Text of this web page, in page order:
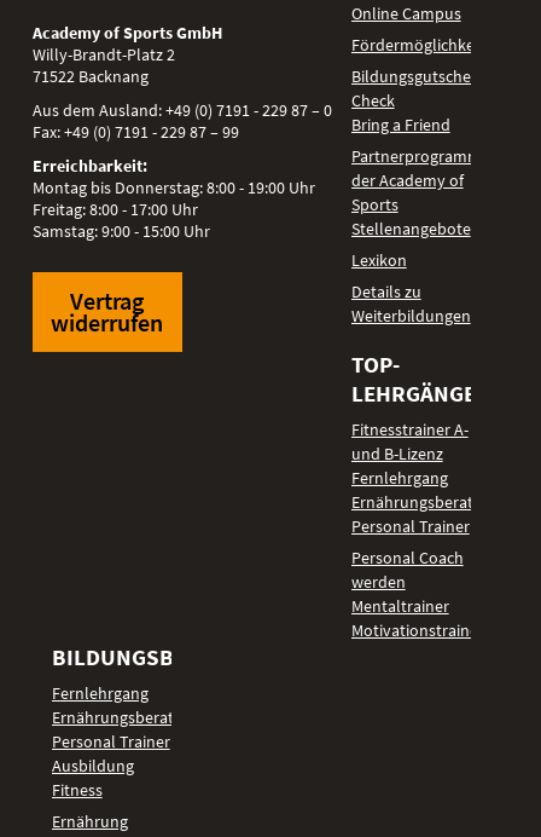
Academy of Sports GmbH
Willy-Brandt-Platz 2
71522 Backnang
Aus dem Ausland:+49 (0) 7191 - 229 87 – 0
Fax:+49 (0) 7191 - 229 87 – 99
Erreichbarkeit:
Montag bis Donnerstag: 8:00 - 19:00 Uhr
Freitag: 8:00 - 17:00 Uhr
Samstag: 9:00 - 15:00 Uhr
Vertrag
widerrufen
Online Campus
Fördermöglichkeiten
Bildungsgutschein
Check
Bring a Friend
Partnerprogramm
der Academy of
Sports
Stellenangebote
Lexikon
Details zu
Weiterbildungen
TOP-
LEHRGÄNGE
Fitnesstrainer A-
und B-Lizenz
Fernlehrgang
Ernährungsberater
Personal Trainer
Personal Coach
werden
Mentaltrainer
Motivationstrainer
BILDUNGSBEREICHE
Fernlehrgang
Ernährungsberater
Personal Trainer
Ausbildung
Fitness
Ernährung